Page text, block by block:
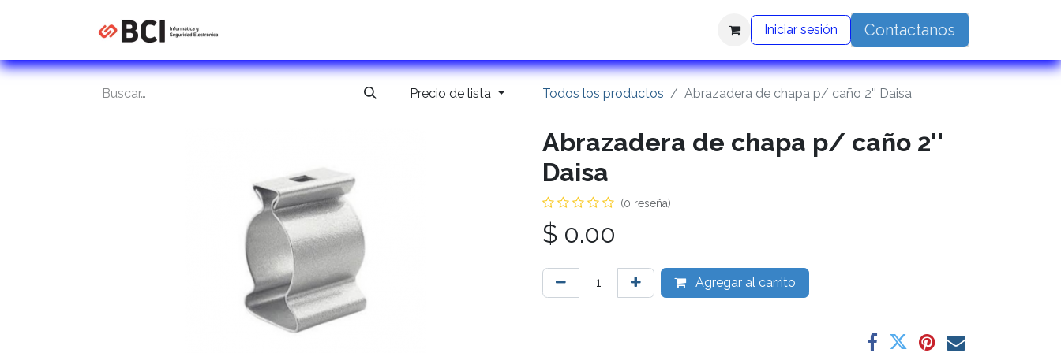
Iniciar sesión Contactanos
Precio de lista Todos los productos Abrazadera de chapa p/ caño 2'' Daisa
Abrazadera de chapa p/ caño 2''
Daisa
(0 reseña)
$ 0.00
Agregar al carrito